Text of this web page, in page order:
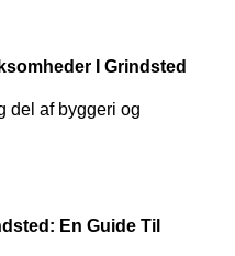
I Grindsted
del af byggeri og
En Guide Til